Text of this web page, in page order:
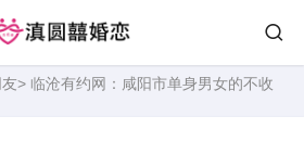
> 临沧有约网：咸阳市单身男女的不收